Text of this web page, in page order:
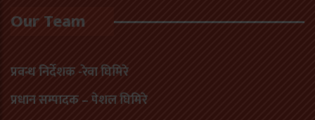
Our Team
प्रवन्ध निर्देशक -रेवा घिमिरे
प्रधान सम्पादक – पेशल घिमिरे